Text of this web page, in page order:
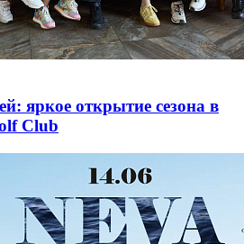
яркое открытие сезона в
Club